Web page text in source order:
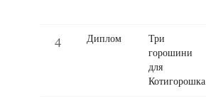
4 Диплом
Три
горошини
для
Котигорошка